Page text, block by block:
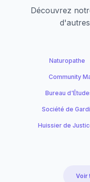
Découvrez
Naturopathe
Community
Bureau
Société de
Huissier de
Voir